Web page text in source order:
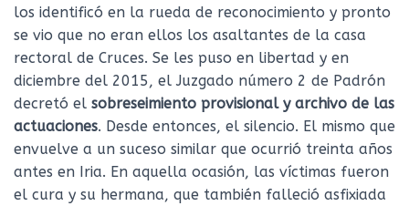
los identificó en la rueda de reconocimiento y pronto
se vio que no eran ellos los asaltantes de la casa
rectoral de Cruces. Se les puso en libertad y en
diciembre del 2015, el Juzgado número 2 de Padrón
decretó el sobreseimiento provisional y archivo de las
actuaciones. Desde entonces, el silencio. El mismo que
envuelve a un suceso similar que ocurrió treinta años
antes en Iria. En aquella ocasión, las víctimas fueron
el cura y su hermana, que también falleció asfixiada